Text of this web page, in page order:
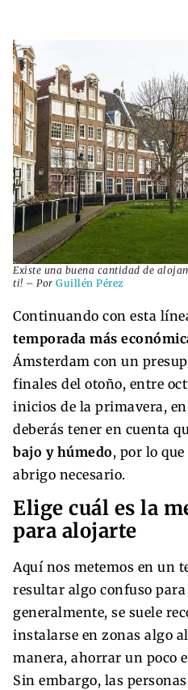
Existe una buena cantidad de
ti! – Por Guillén Pérez
Continuando con esta
temporada más
Ámsterdam con un
finales del otoño, entre
inicios de la primavera,
deberás tener en cuenta
bajo y húmedo, por lo
abrigo necesario.
Elige cuál es la
para alojarte
Aquí nos metemos en un
resultar algo confuso
generalmente, se suele
instalarse en zonas algo
manera, ahorrar un poco
Sin embargo, las